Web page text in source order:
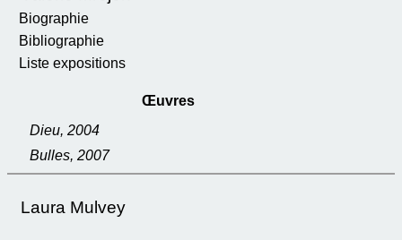
Biographie
Bibliographie
Liste expositions
Œuvres
Dieu, 2004
Bulles, 2007
Laura Mulvey